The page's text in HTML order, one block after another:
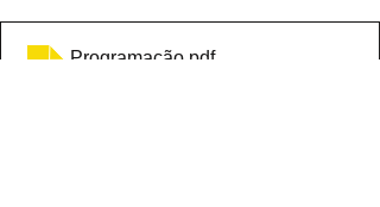
Programação .pdf